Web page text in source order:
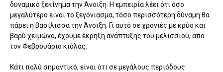
δυναμικό ξεκίνημα την Άνοιξη. Η εμπειρία λέει ότι όσο
μεγαλύτερο είναι το ξεγόνιασμα, τόσο περισσότερη δύναμη θα
πάρει η βασίλισσα την Άνοιξη. Γι αυτό σε χρονιές με κρύο και
βαρύ χειμώνα, έχουμε έκρηξη ανάπτυξης του μελισσιού, απο
τον Φεβρουάριο κιόλας.
Κάτι πολύ σημαντικό, είναι ότι σε μεγάλους περιόδους